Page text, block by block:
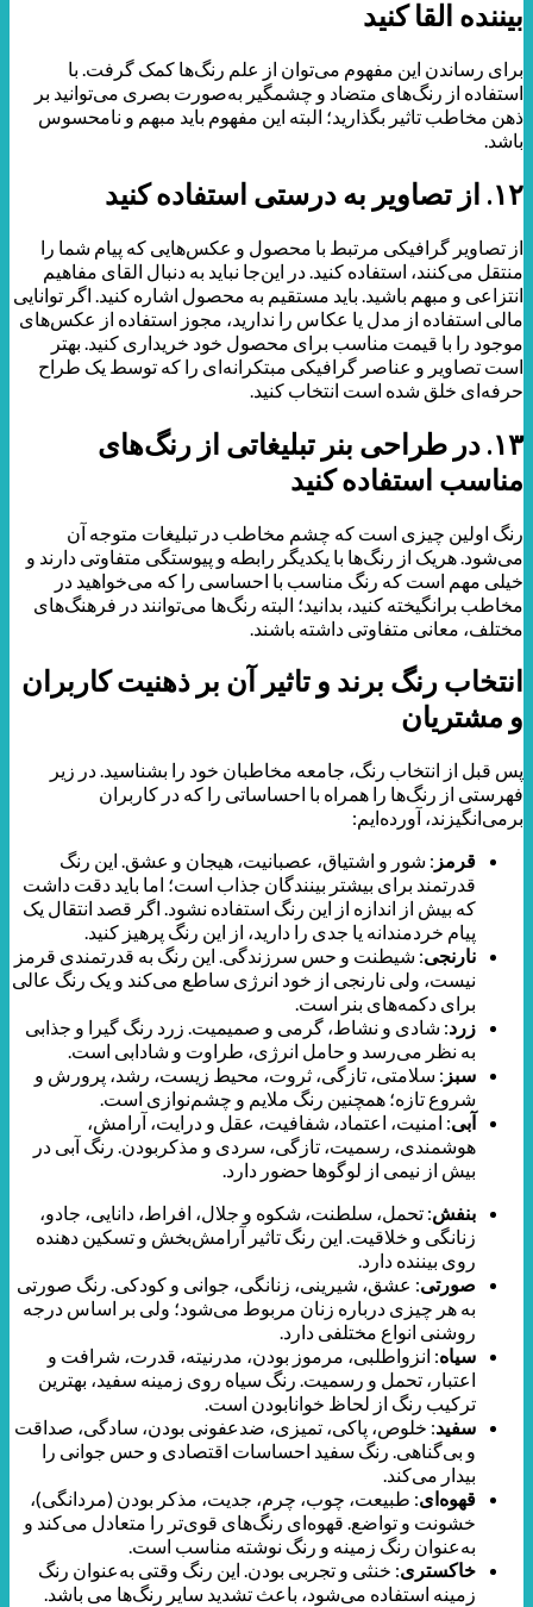
بیننده القا کنید
برای رساندن این مفهوم می‌توان از علم رنگ‌ها کمک گرفت. با
استفاده از رنگ‌های متضاد و چشمگیر به‌صورت بصری می‌توانید بر
ذهن مخاطب تاثیر بگذارید؛ البته این مفهوم باید مبهم و نامحسوس
باشد.
۱۲. از تصاویر به درستی استفاده کنید
از تصاویر گرافیکی مرتبط با محصول و عکس‌هایی که پیام شما را
منتقل می‌کنند، استفاده کنید. در این‌جا نباید به دنبال القای مفاهیم
انتزاعی و مبهم باشید. باید مستقیم به محصول اشاره کنید. اگر توانایی
مالی استفاده از مدل یا عکاس را ندارید، مجوز استفاده از عکس‌های
موجود را با قیمت مناسب برای محصول خود خریداری کنید. بهتر
است تصاویر و عناصر گرافیکی مبتکرانه‌ای را که توسط یک طراح
حرفه‌ای خلق شده است انتخاب کنید.
۱۳. در طراحی بنر تبلیغاتی از رنگ‌های
مناسب استفاده کنید
رنگ اولین چیزی است که چشم مخاطب در تبلیغات متوجه آن
می‌شود. هریک از رنگ‌ها با یکدیگر رابطه و پیوستگی متفاوتی دارند و
خیلی مهم است که رنگ مناسب با احساسی را که می‌خواهید در
مخاطب برانگیخته کنید، بدانید؛ البته رنگ‌ها می‌توانند در فرهنگ‌های
مختلف، معانی متفاوتی داشته باشند.
انتخاب رنگ برند و تاثیر آن بر ذهنیت کاربران
و مشتریان
پس قبل از انتخاب رنگ، جامعه مخاطبان خود را بشناسید. در زیر
فهرستی از رنگ‌ها را همراه با احساساتی را که در کاربران
برمی‌انگیزند، آورده‌ایم:
قرمز : شور و اشتیاق، عصبانیت، هیجان و عشق. این رنگ
قدرتمند برای بیشتر بینندگان جذاب است؛ اما باید دقت داشت
که بیش از اندازه از این رنگ استفاده نشود. اگر قصد انتقال یک
پیام خردمندانه یا جدی را دارید، از این رنگ پرهیز کنید.
نارنجی: شیطنت و حس سرزندگی. این رنگ به قدرتمندی قرمز
نیست، ولی نارنجی از خود انرژی ساطع می‌کند و یک رنگ عالی
برای دکمه‌های بنر است.
زرد: شادی و نشاط، گرمی و صمیمیت. زرد رنگ گیرا و جذابی
به نظر می‌رسد و حامل انرژی، طراوت و شادابی است.
سبز : سلامتی، تازگی، ثروت، محیط زیست، رشد، پرورش و
شروع تازه؛ همچنین رنگ ملایم و چشم‌نوازی است.
آبی: امنیت، اعتماد، شفافیت، عقل و درایت، آرامش،
هوشمندی، رسمیت، تازگی، سردی و مذکربودن. رنگ آبی در
بیش از نیمی از لوگوها حضور دارد.
بنفش: تحمل، سلطنت، شکوه و جلال، افراط، دانایی، جادو،
زنانگی و خلاقیت. این رنگ تاثیر آرامش‌بخش و تسکین دهنده
روی بیننده دارد.
صورتی: عشق، شیرینی، زنانگی، جوانی و کودکی. رنگ صورتی
به هر چیزی درباره زنان مربوط می‌شود؛ ولی بر اساس درجه
روشنی انواع مختلفی دارد.
سیاه: انزواطلبی، مرموز بودن، مدرنیته، قدرت، شرافت و
اعتبار، تحمل و رسمیت. رنگ سیاه روی زمینه سفید، بهترین
ترکیب رنگ از لحاظ خوانابودن است.
سفید: خلوص، پاکی، تمیزی، ضدعفونی بودن، سادگی، صداقت
و بی‌گناهی. رنگ سفید احساسات اقتصادی و حس جوانی را
بیدار می‌کند.
قهوه‌ای: طبیعت، چوب، چرم، جدیت، مذکر بودن (مردانگی)،
خشونت و تواضع. قهوه‌ای رنگ‌های قوی‌تر را متعادل می‌کند و
به‌عنوان رنگ زمینه و رنگ نوشته مناسب است.
خاکستری: خنثی و تجربی بودن. این رنگ وقتی به‌عنوان رنگ
زمینه استفاده می‌شود، باعث تشدید سایر رنگ‌ها می باشد.